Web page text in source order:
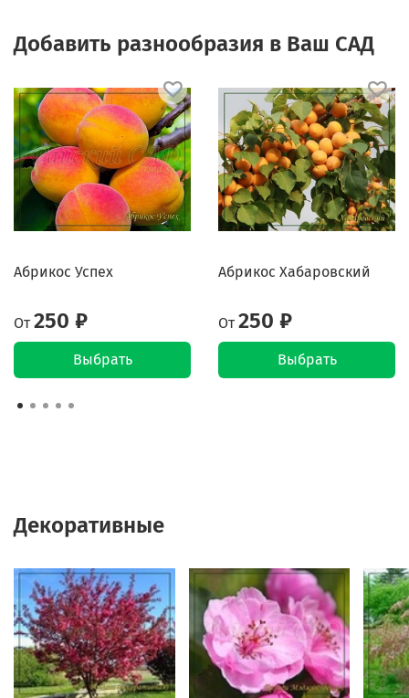
Добавить разнообразия в Ваш САД
Абрикос Успех
От 250 ₽
Выбрать
Абрикос Хабаровский
От 250 ₽
Выбрать
Декоративные